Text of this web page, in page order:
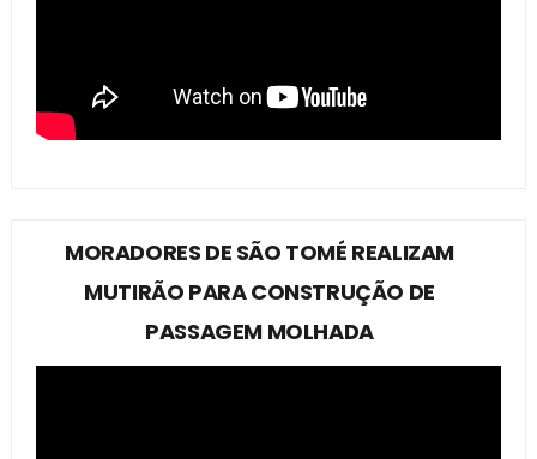
MORADORES DE SÃO TOMÉ REALIZAM
MUTIRÃO PARA CONSTRUÇÃO DE
PASSAGEM MOLHADA